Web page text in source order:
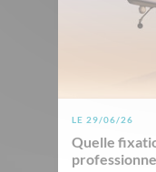
LE 29/06/26
Quelle